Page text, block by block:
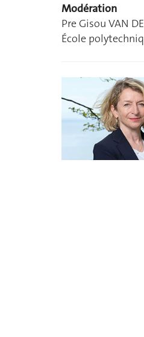
Modération
Pre Gisou VAN
École